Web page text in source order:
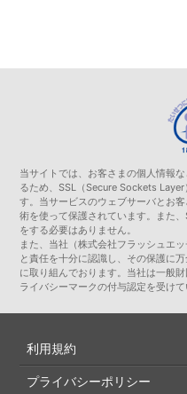
当サイトでは、お客さまの個人情報
るため、SSL（Secure Sockets
す。当サービスのウェブサーバとお
術を使って保護されています。また
をする必要はありません。
また、当社（株式会社フラッシュエ
と責任を十分に認識し、その保護に
に取り組んでおります。当社は一般
ライバシーマークの付与認定を受けて
利用規約
プライバシーポリシー